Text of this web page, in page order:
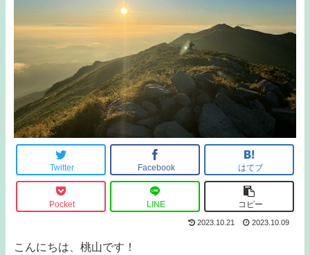
Twitter Facebook はてブ
Pocket LINE コピー
2023.10.21 2023.10.09
こんにちは、桃山です！